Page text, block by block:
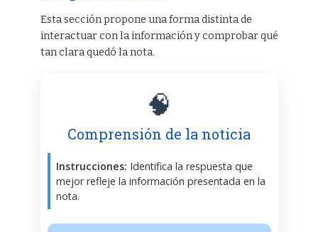
Esta sección propone una forma distinta de
interactuar con la información y comprobar qué
tan clara quedó la nota.
🧠
Comprensión de la noticia
Instrucciones: Identifica la respuesta que
mejor refleje la información presentada en la
nota.